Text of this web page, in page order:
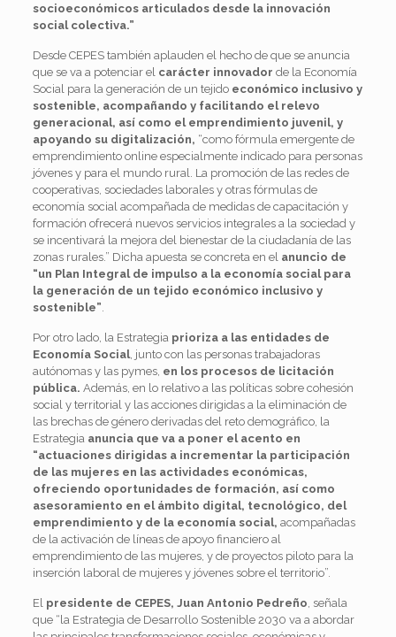
socioeconómicos articulados desde la innovación
social colectiva.”
Desde CEPES también aplauden el hecho de que se anuncia
que se va a potenciar el carácter innovador de la Economía
Social para la generación de un tejido económico inclusivo y
sostenible, acompañando y facilitando el relevo
generacional, así como el emprendimiento juvenil, y
apoyando su digitalización, “como fórmula emergente de
emprendimiento online especialmente indicado para personas
jóvenes y para el mundo rural. La promoción de las redes de
cooperativas, sociedades laborales y otras fórmulas de
economía social acompañada de medidas de capacitación y
formación ofrecerá nuevos servicios integrales a la sociedad y
se incentivará la mejora del bienestar de la ciudadanía de las
zonas rurales.” Dicha apuesta se concreta en el anuncio de
“un Plan Integral de impulso a la economía social para
la generación de un tejido económico inclusivo y
sostenible”
Por otro lado, la Estrategia prioriza a las entidades de
Economía Social, junto con las personas trabajadoras
autónomas y las pymes, en los procesos de licitación
pública. Además, en lo relativo a las políticas sobre cohesión
social y territorial y las acciones dirigidas a la eliminación de
las brechas de género derivadas del reto demográfico, la
Estrategia anuncia que va a poner el acento en
“actuaciones dirigidas a incrementar la participación
de las mujeres en las actividades económicas,
ofreciendo oportunidades de formación, así como
asesoramiento en el ámbito digital, tecnológico, del
emprendimiento y de la economía social, acompañadas
de la activación de líneas de apoyo financiero al
emprendimiento de las mujeres, y de proyectos piloto para la
inserción laboral de mujeres y jóvenes sobre el territorio”.
El presidente de CEPES, Juan Antonio Pedreño , señala
que “la Estrategia de Desarrollo Sostenible 2030 va a abordar